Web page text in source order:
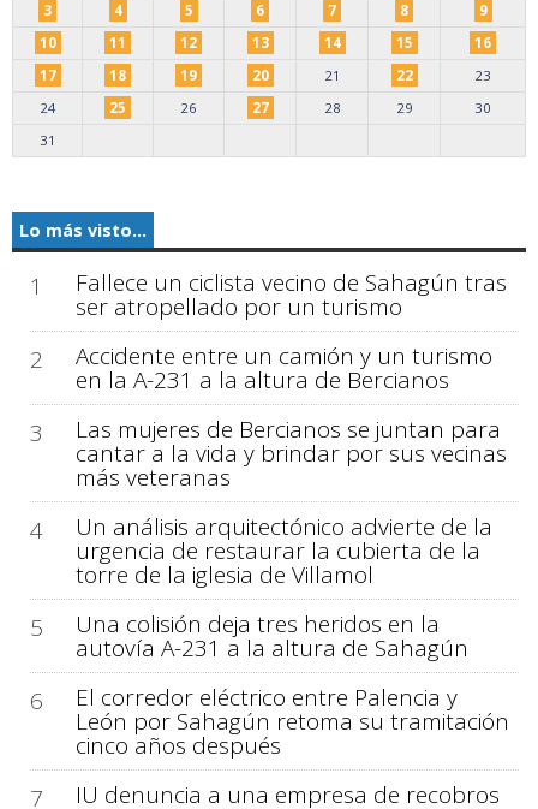
3
4 5 6 7 8
9
10
11 12 13 14 15
16
17
18 19 20 21 22
23
24
25 26 27 28 29
30
31
Lo más visto...
1 Fallece un ciclista vecino de Sahagún tras
ser atropellado por un turismo
2
Accidente entre un camión y un turismo
en la A-231 a la altura de Bercianos
3
Las mujeres de Bercianos se juntan para
cantar a la vida y brindar por sus vecinas
más veteranas
4
Un análisis arquitectónico advierte de la
urgencia de restaurar la cubierta de la
torre de la iglesia de Villamol
5
Una colisión deja tres heridos en la
autovía A-231 a la altura de Sahagún
6
El corredor eléctrico entre Palencia y
León por Sahagún retoma su tramitación
cinco años después
7
IU denuncia a una empresa de recobros